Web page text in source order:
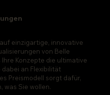
einzigartige, innovative
von Belle
Konzepte die ultimative
an Flexibilität
Preismodell sorgt dafür,
was Sie wollen.